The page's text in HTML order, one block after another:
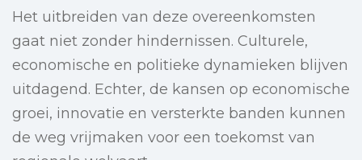
Het uitbreiden van deze overeenkomsten
gaat niet zonder hindernissen. Culturele,
economische en politieke dynamieken blijven
uitdagend. Echter, de kansen op economische
groei, innovatie en versterkte banden kunnen
de weg vrijmaken voor een toekomst van